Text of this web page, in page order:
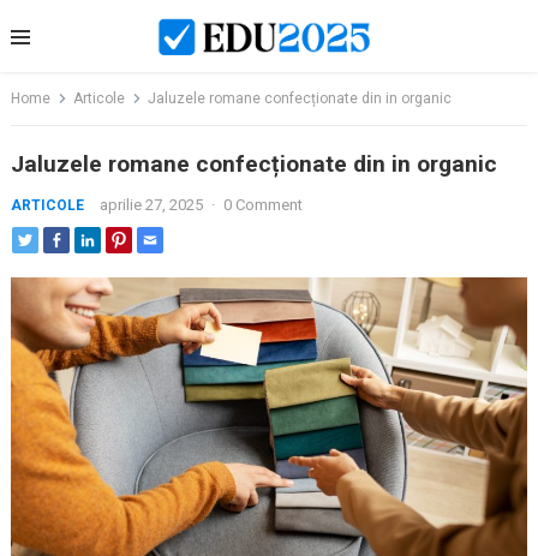
to
Home Articole Jaluzele romane confecționate din in organic
Jaluzele romane confecționate din in organic
ARTICOLE aprilie 27, 2025 · 0 Comment